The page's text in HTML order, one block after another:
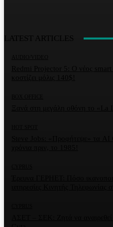
LATEST ARTICLES
Redmi Projector 5: Ο νέος
Steve Jobs: «Προφήτεψε» τα
Έρευνα ΓΕΡΗΕΤ: Πόσο
ΑΣΕΤ – ΣΕΚ: Ζητά να